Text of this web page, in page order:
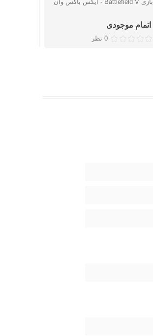
دوست داشتن بازی Battlefield V - ایکس باکس وان
اتمام موجودی
0 نظر